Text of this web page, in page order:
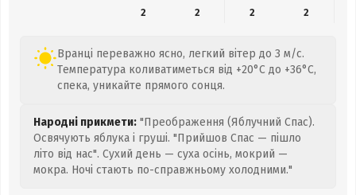
2
2 2 2
Вранці переважно ясно, легкий вітер до 3 м/с.
Температура коливатиметься від +20°C до +36°C,
спека, уникайте прямого сонця.
Народні прикмети: "Преображення (Яблучний Спас).
Освячують яблука і груші. "Прийшов Спас — пішло
літо від нас". Сухий день — суха осінь, мокрий —
мокра. Ночі стають по-справжньому холодними."